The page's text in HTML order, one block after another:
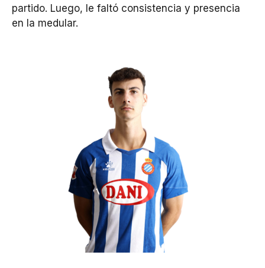
partido. Luego, le faltó consistencia y presencia
en la medular.